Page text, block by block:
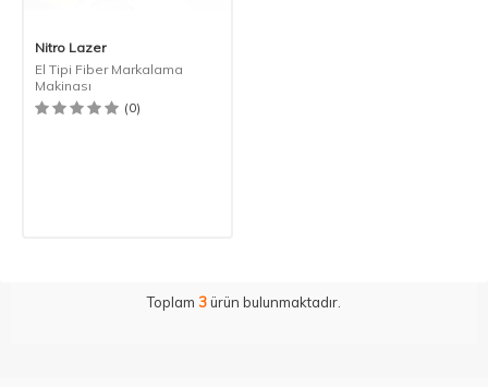
Nitro Lazer
El Tipi Fiber Markalama
Makinası
(0)
Toplam 3ürün bulunmaktadır.